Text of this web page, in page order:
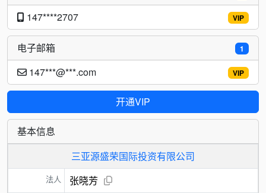
VIP
147****2707
1
电子邮箱
VIP
147***@***.com
开通VIP
基本信息
三亚源盛荣国际投资有限公司
法人 张晓芳